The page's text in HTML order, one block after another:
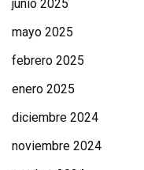
junio 2025
mayo 2025
febrero 2025
enero 2025
diciembre 2024
noviembre 2024